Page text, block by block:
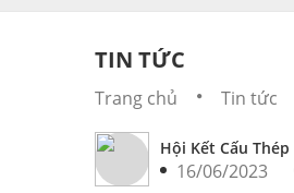
TIN TỨC
Trang chủ Tin tức
Hội Kết Cấu Thép
16/06/2023